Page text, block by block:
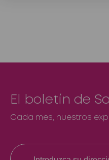
El boletín de
Cada mes, nuestros